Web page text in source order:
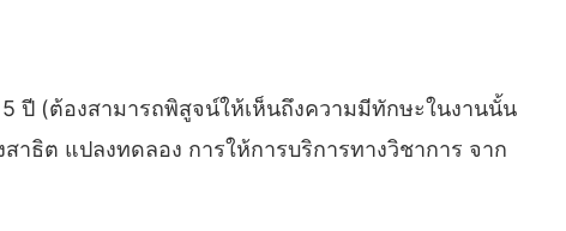
ปี (ต้องสามารถพิสูจน์ให้เห็นถึงความมีทักษะในงานนั้น
ธิต แปลงทดลอง การให้การบริการทางวิชาการ จาก